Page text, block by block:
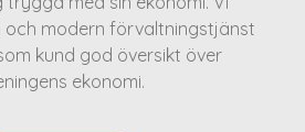
och modern förvaltningstjänst
kund god översikt över
ekonomi.